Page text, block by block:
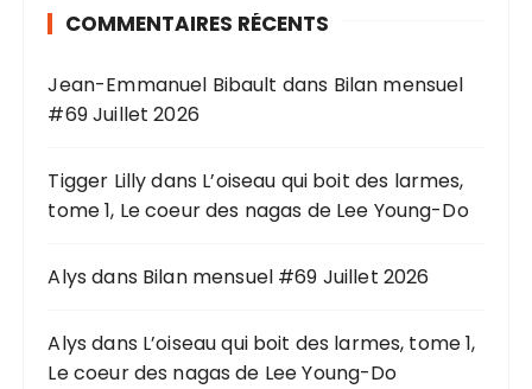
e
p
u
r
COMMENTAIRES RÉCENTS
Jean-Emmanuel Bibault dans Bilan mensuel
#69 Juillet 2026
Tigger Lillydans L’oiseau qui boit des larmes,
tome 1, Le coeur des nagas de Lee Young-Do
Alys dans Bilan mensuel #69 Juillet 2026
Alys dans L’oiseau qui boit des larmes, tome 1,
Le coeur des nagas de Lee Young-Do